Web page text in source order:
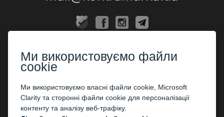
Каси
ПАРТНЕРАМ
Організаторам
Ми використовуємо файли
cookie
Ми використовуємо власні файли cookie, Microsoft
Clarity та сторонні файли cookie для персоналізації
контенту та аналізу веб-трафіку.